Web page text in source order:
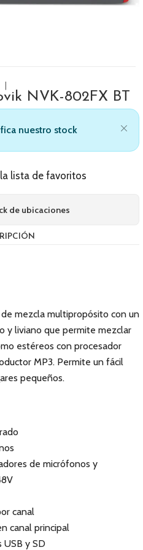
NVK-802FX BT
nuestro stock
lista de favoritos
de ubicaciones
mezcla multipropósito con un
y liviano que permite mezclar
estéreos con procesador
MP3. Permite un fácil
pequeños.
de micrófonos y
canal
canal principal
USB y SD